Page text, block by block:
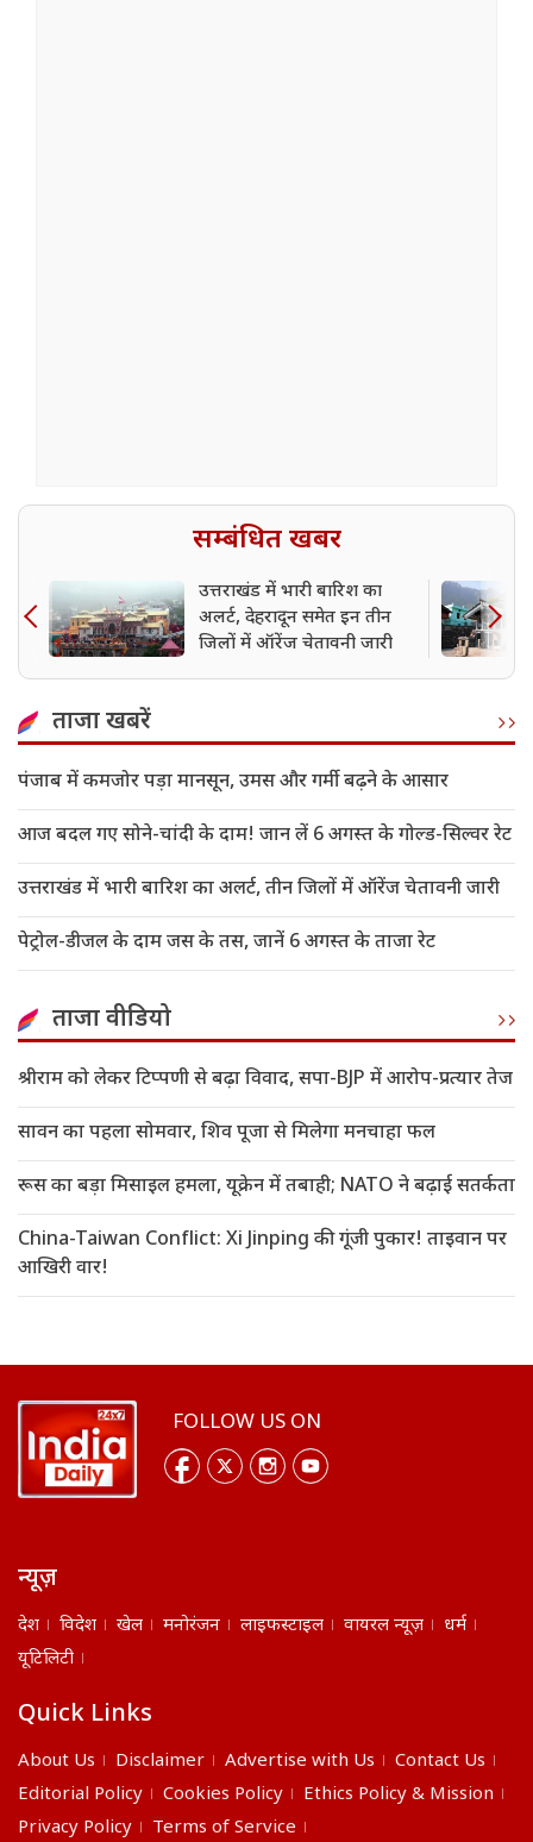
सम्बंधित खबर
उत्तराखंड में भारी बारिश का
अलर्ट, देहरादून समेत इन तीन
जिलों में ऑरेंज चेतावनी जारी
ताजा खबरें
पंजाब में कमजोर पड़ा मानसून, उमस और गर्मी बढ़ने के आसार
आज बदल गए सोने-चांदी के दाम! जान लें 6 अगस्त के गोल्ड-सिल्वर रेट
उत्तराखंड में भारी बारिश का अलर्ट, तीन जिलों में ऑरेंज चेतावनी जारी
पेट्रोल-डीजल के दाम जस के तस, जानें 6 अगस्त के ताजा रेट
ताजा वीडियो
श्रीराम को लेकर टिप्पणी से बढ़ा विवाद, सपा-BJP में आरोप-प्रत्यार तेज
सावन का पहला सोमवार, शिव पूजा से मिलेगा मनचाहा फल
रूस का बड़ा मिसाइल हमला, यूक्रेन में तबाही; NATO ने बढ़ाई सतर्कता
China-Taiwan Conflict: Xi Jinping की गूंजी पुकार! ताइवान पर
आखिरी वार!
FOLLOW US ON
न्यूज़
देश विदेश खेल मनोरंजन लाइफस्टाइल वायरल न्यूज़
धर्म
यूटिलिटी
Quick Links
About Us Disclaimer Advertise with Us
Contact Us
Editorial Policy
Cookies Policy
Ethics Policy & Mission
Privacy Policy
Terms of Service